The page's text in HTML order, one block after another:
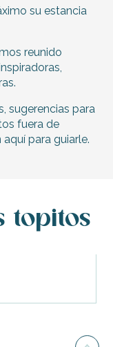
su estancia
reunido
sugerencias para
fuera de
para guiarle.
topitos